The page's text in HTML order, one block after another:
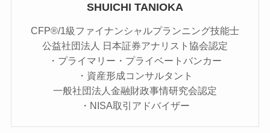
SHUICHI TANIOKA
CFP®/1級ファイナンシャルプランニング技能士
公益社団法人 日本証券アナリスト協会認定
・プライマリー・プライベートバンカー
・資産形成コンサルタント
一般社団法人金融財政事情研究会認定
・NISA取引アドバイザー